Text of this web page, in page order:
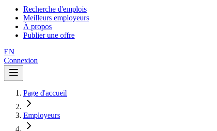
Recherche d'emplois
Meilleurs employeurs
À propos
Publier une offre
EN
Connexion
Page d'accueil
Employeurs